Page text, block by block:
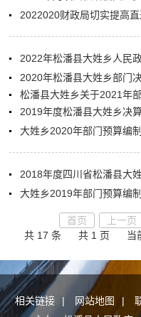
2022020财政局切实提高
2022年松潘县大姓乡人民
2020年松潘县大姓乡部门
2019年度松潘县大姓乡决
大姓乡2020年部门预算编
2018年度四川省松潘县大
大姓乡2019年部门预算编
首页 上一页
共 17 条
共 1 页 当
相关链接 | 网站地图 |